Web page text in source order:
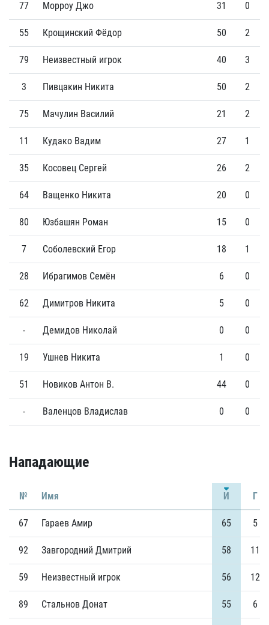
77 Морроу Джо 31 0
55 Крощинский Фёдор 50 2
79 Неизвестный игрок 40 3
3 Пивцакин Никита 50 2
75 Мачулин Василий 21 2
11 Кудако Вадим 27 1
35 Косовец Сергей 26 2
64 Ващенко Никита 20 0
80 Юзбашян Роман 15 0
7 Соболевский Егор 18 1
28 Ибрагимов Семён 6 0
62 Димитров Никита 5 0
- Демидов Николай 0 0
19 Ушнев Никита 1 0
51 Новиков Антон В. 44 0
- Валенцов Владислав 0 0
Нападающие
№ Имя И Г
67 Гараев Амир 65 5
92 Завгородний Дмитрий 58 11
59 Неизвестный игрок 56 12
89 Стальнов Донат 55 6